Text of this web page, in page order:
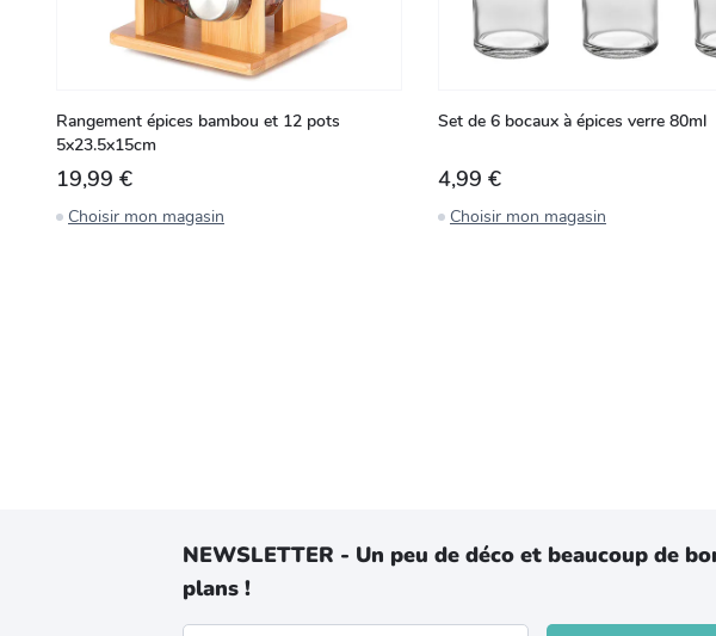
Rangement épices bambou et 12 pots
5x23.5x15cm
19,99 €
Choisir mon magasin
Set de 6 bocaux à épices verre 80ml
4,99 €
Choisir mon magasin
NEWSLETTER - Un peu de déco et beaucoup de
plans !